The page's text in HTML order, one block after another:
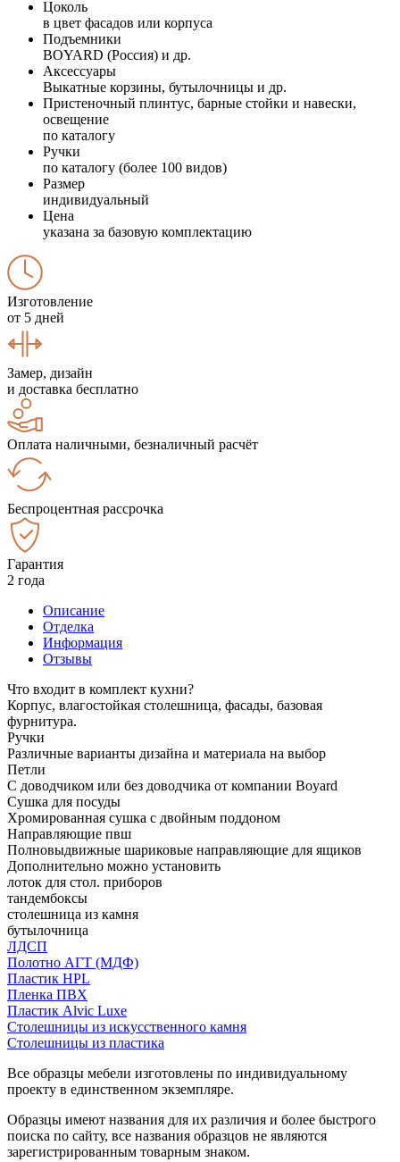
Цоколь
в цвет фасадов или корпуса
Подъемники
BOYARD (Россия) и др.
Аксессуары
Выкатные корзины, бутылочницы и др.
Пристеночный плинтус, барные стойки и навески,
освещение
по каталогу
Ручки
по каталогу (более 100 видов)
Размер
индивидуальный
Цена
указана за базовую комплектацию
Изготовление
от 5 дней
Замер, дизайн
и доставка бесплатно
Оплата наличными, безналичный расчёт
Беспроцентная рассрочка
Гарантия
2 года
Описание
Отделка
Информация
Отзывы
Что входит в комплект кухни?
Корпус, влагостойкая столешница, фасады, базовая
фурнитура.
Ручки
Различные варианты дизайна и материала на выбор
Петли
С доводчиком или без доводчика от компании Boyard
Сушка для посуды
Хромированная сушка с двойным поддоном
Направляющие пвш
Полновыдвижные шариковые направляющие для ящиков
Дополнительно можно установить
лоток для стол. приборов
тандембоксы
столешница из камня
бутылочница
ЛДСП
Полотно АГТ (МДФ)
Пластик HPL
Пленка ПВХ
Пластик Alvic Luxe
Столешницы из искусственного камня
Столешницы из пластика
Все образцы мебели изготовлены по индивидуальному
проекту в единственном экземпляре.
Образцы имеют названия для их различия и более быстрого
поиска по сайту, все названия образцов не являются
зарегистрированным товарным знаком.